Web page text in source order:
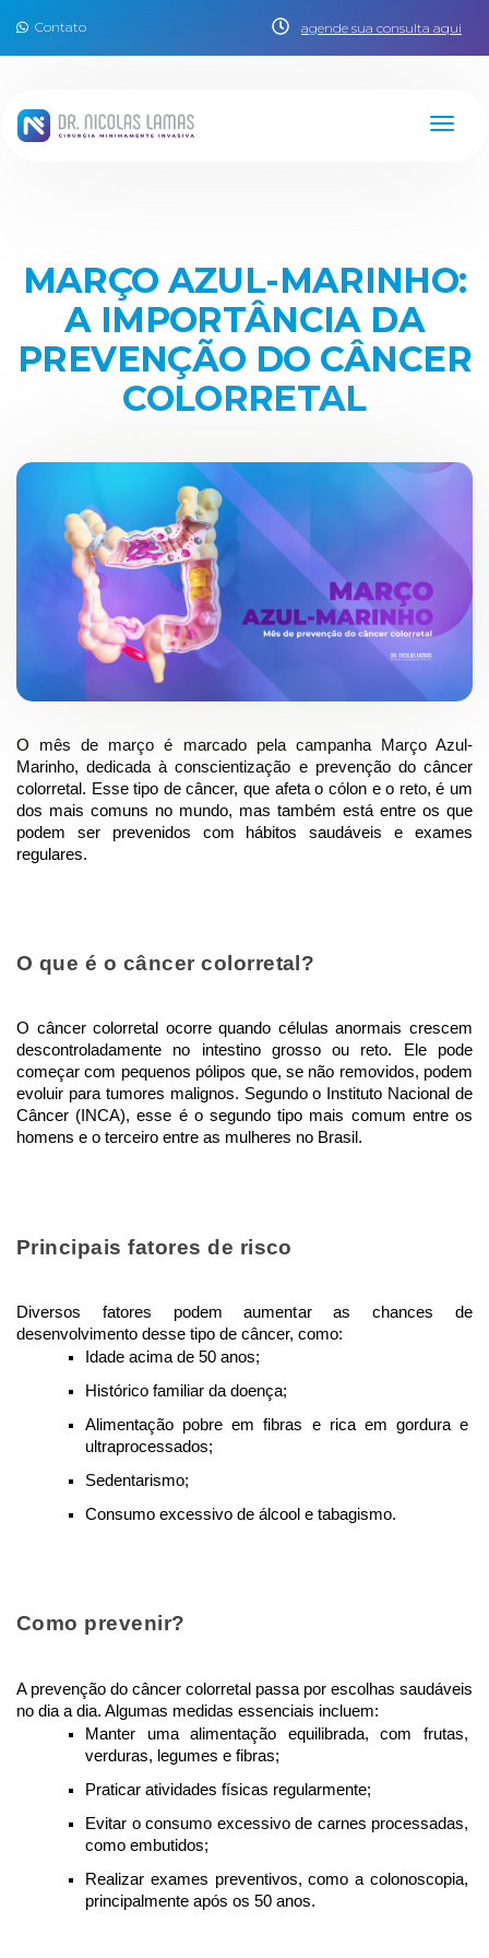
Contato agende sua consulta aqui
MARÇO AZUL-MARINHO:
A IMPORTÂNCIA DA
PREVENÇÃO DO CÂNCER
COLORRETAL
O mês de março é marcado pela campanha Março Azul-
Marinho, dedicada à conscientização e prevenção do câncer
colorretal. Esse tipo de câncer, que afeta o cólon e o reto, é um
dos mais comuns no mundo, mas também está entre os que
podem ser prevenidos com hábitos saudáveis e exames
regulares.
O que é o câncer colorretal?
O câncer colorretal ocorre quando células anormais crescem
descontroladamente no intestino grosso ou reto. Ele pode
começar com pequenos pólipos que, se não removidos, podem
evoluir para tumores malignos. Segundo o Instituto Nacional de
Câncer (INCA), esse é o segundo tipo mais comum entre os
homens e o terceiro entre as mulheres no Brasil.
Principais fatores de risco
Diversos fatores podem aumentar as chances de
desenvolvimento desse tipo de câncer, como:
Idade acima de 50 anos;
Histórico familiar da doença;
Alimentação pobre em fibras e rica em gordura e
ultraprocessados;
Sedentarismo;
Consumo excessivo de álcool e tabagismo.
Como prevenir?
A prevenção do câncer colorretal passa por escolhas saudáveis
no dia a dia. Algumas medidas essenciais incluem:
Manter uma alimentação equilibrada, com frutas,
verduras, legumes e fibras;
Praticar atividades físicas regularmente;
Evitar o consumo excessivo de carnes processadas,
como embutidos;
Realizar exames preventivos, como a colonoscopia,
principalmente após os 50 anos.